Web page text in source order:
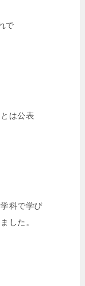
で
は公表
科で学び
した。